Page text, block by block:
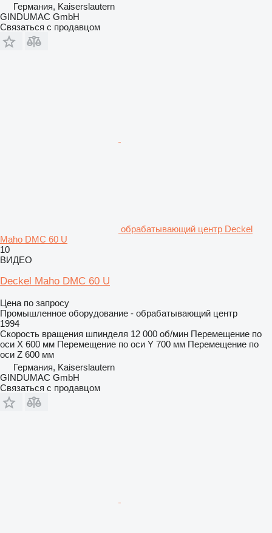
Германия, Kaiserslautern
GINDUMAC GmbH
Связаться с продавцом
обрабатывающий центр Deckel
Maho DMC 60 U
10
ВИДЕО
Deckel Maho DMC 60 U
Цена по запросу
Промышленное оборудование - обрабатывающий центр
1994
Скорость вращения шпинделя 12 000 об/мин Перемещение по
оси X 600 мм Перемещение по оси Y 700 мм Перемещение по
оси Z 600 мм
Германия, Kaiserslautern
GINDUMAC GmbH
Связаться с продавцом